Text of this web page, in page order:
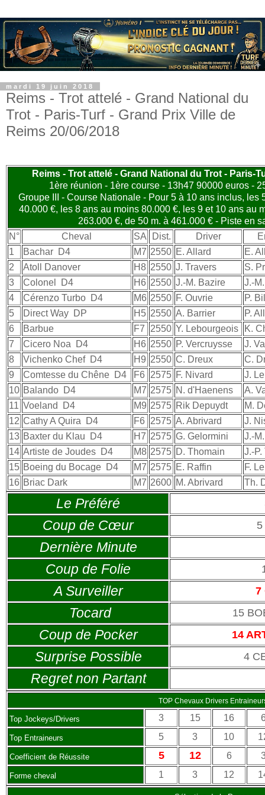
mardi 19 juin 2018
Reims - Trot attelé - Grand National du
Trot - Paris-Turf - Grand Prix Ville de
Reims 20/06/2018
Reims - Trot attelé - Grand National du Trot - Paris-
1ère réunion - 1ère course - 13h47 90000 euros -
Groupe III - Course Nationale - Pour 5 à 10 ans inclus, les
40.000 €, les 8 ans au moins 80.000 €, les 9 et 10 ans au
263.000 €, de 50 m. à 461.000 € - Piste en
N°
Cheval SA Dist. Driver
1
Bachar D4 M7 2550 E. Allard
E.
2
Atoll Danover H8 2550 J. Travers
S.
3
Colonel D4 H6 2550 J.-M. Bazire
J.-
4
Cérenzo Turbo D4 M6 2550 F. Ouvrie
P.
5
Direct Way DP H5 2550 A. Barrier
P.
6
Barbue F7 2550 Y. Lebourgeois
K.
7
Cicero Noa D4 H6 2550 P. Vercruysse
J.
8
Vichenko ChefD4 H9 2550 C. Dreux
C.
9
Comtesse du Chêne D4 F6 2575 F. Nivard
J.
10 Balando D4 M7 2575 N. d'Haenens
A.
11 Voeland D4 M9 2575 Rik Depuydt
M.
12 Cathy A Quira D4 F6 2575 A. Abrivard
J.
13 Baxter du Klau D4 H7 2575 G. Gelormini
J.-
14 Artiste de Joudes D4 M8 2575 D. Thomain
J.-
15 Boeing du Bocage D4 M7 2575 E. Raffin
F.
16 Briac Dark M7 2600 M. Abrivard Th.
Le Préféré
Coup de Cœur
Dernière Minute
Coup de Folie
A Surveiller 7
Tocard 15
Coup de Pocker 14
Surprise Possible 4
Regret non Partant
TOP Chevaux Drivers
Top Jockeys/Drivers 3 15 16
Top Entraineurs 5 3 10
Coefficient de Réussite 5 12 6
Forme cheval 1 3 12